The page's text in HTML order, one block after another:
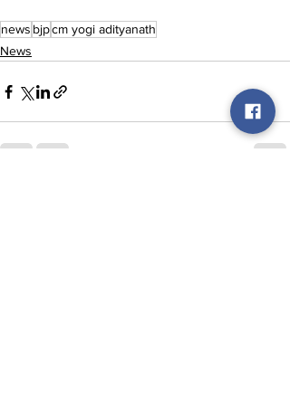
news bjpcm yogi adityanath
News